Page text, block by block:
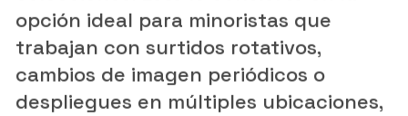
opción ideal para minoristas que
trabajan con surtidos rotativos,
cambios de imagen periódicos o
despliegues en múltiples ubicaciones,